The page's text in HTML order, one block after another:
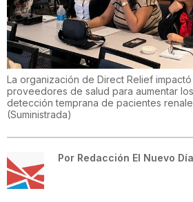
La organización de Direct Relief
proveedores de salud para aumentar
detección temprana de pacientes
(Suministrada)
Por Redacción El Nuevo Día